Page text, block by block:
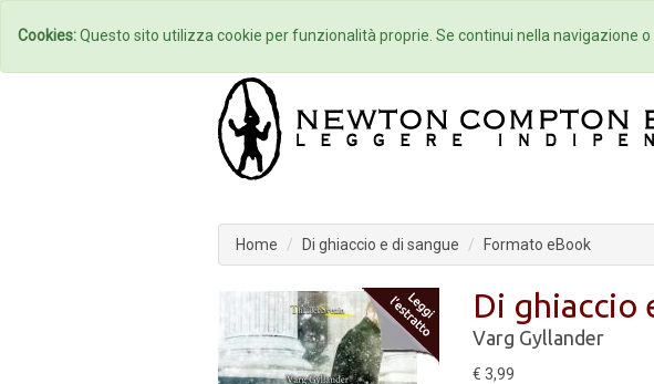
Home Autori Eventi
Home Di ghiaccio e di sangue Formato eBook
Di ghiaccio
Varg Gyllander
€ 3,99
Cookies:Questo sito utilizza cookie per funzionalità proprie. Se continui nella navigazione